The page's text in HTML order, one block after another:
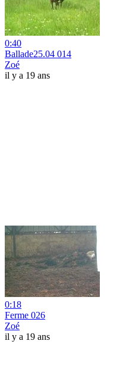
0:40
Ballade25.04 014
Zoé
il y a 19 ans
0:18
Ferme 026
Zoé
il y a 19 ans